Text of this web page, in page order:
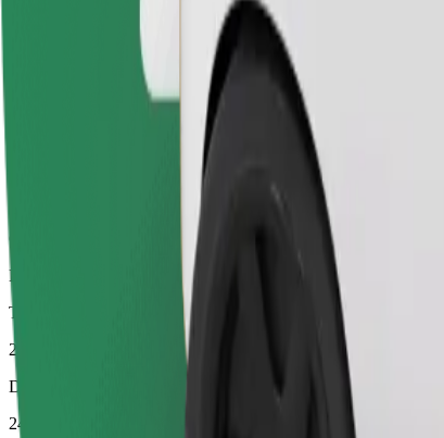
Green
Des trajets efficaces dans des véhicules entièrement électriques
Temps de trajet estimé
28 min
Distance estimée
24,1 km